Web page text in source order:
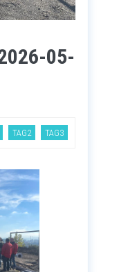
05-
TAG2 TAG3